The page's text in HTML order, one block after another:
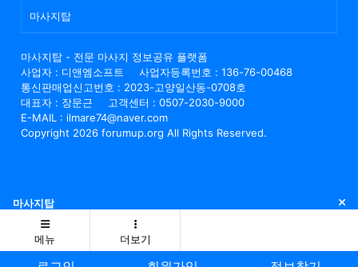
마사지탑
마사지탑 - 전문 마사지 정보공유 플랫폼
사업자 : 디앤엠소프트
사업자등록번호 : 136-76-00468
통신판매업신고번호 : 2023-고양일산동-0708호
대표자 : 장문근
고객센터 : 0507-2030-9000
E-MAIL : ilmare74@naver.com
Copyright 2026 forumup.org All Rights Reserved.
마사지탑 닫
메뉴 더보기